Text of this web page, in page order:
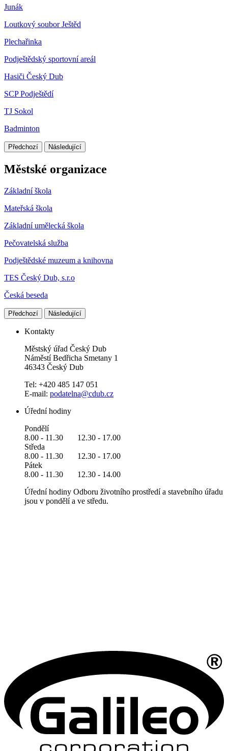
Junák
Loutkový soubor Ještěd
Plechařinka
Podještědský sportovní areál
Hasiči Český Dub
SCP Podještědí
TJ Sokol
Badminton
Předchozí Následující
Městské organizace
Základní škola
Mateřská škola
Základní umělecká škola
Pečovatelská služba
Podještědské muzeum a knihovna
TES Český Dub, s.r.o
Česká beseda
Předchozí Následující
Kontakty
Městský úřad Český Dub
Náměstí Bedřicha Smetany 1
46343 Český Dub
Tel: +420 485 147 051
E-mail: podatelna@cdub.cz
Úřední hodiny
Pondělí
8.00 - 11.30 12.30 - 17.00
Středa
8.00 - 11.30 12.30 - 17.00
Pátek
8.00 - 11.30 12.30 - 14.00
Úřední hodiny Odboru životního prostředí a stavebního úřadu
jsou v pondělí a ve středu.